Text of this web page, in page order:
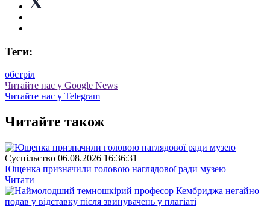
Теги:
обстріл
Читайте нас у Google News
Читайте нас у Telegram
Читайте також
Суспiльство 06.08.2026 16:36:31
Ющенка призначили головою наглядової ради музею
Читати